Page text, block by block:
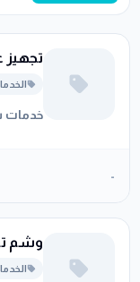
خدمات
-
وشم